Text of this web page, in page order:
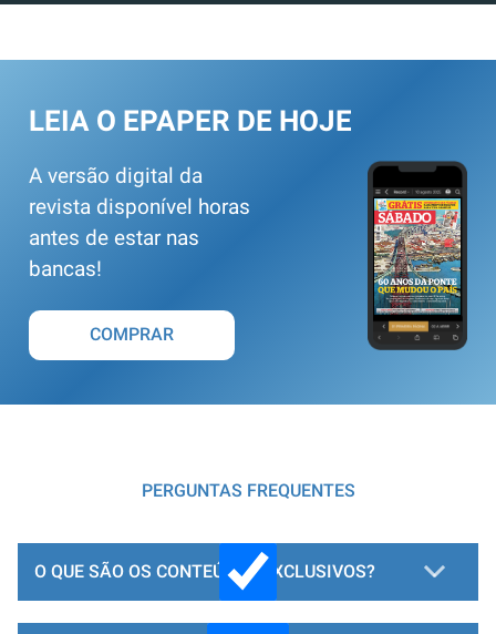
LEIA O EPAPER DE HOJE
A versão digital da
revista disponível horas
antes de estar nas
bancas!
COMPRAR
PERGUNTAS FREQUENTES
O QUE SÃO OS CONTEÚDOS EXCLUSIVOS?